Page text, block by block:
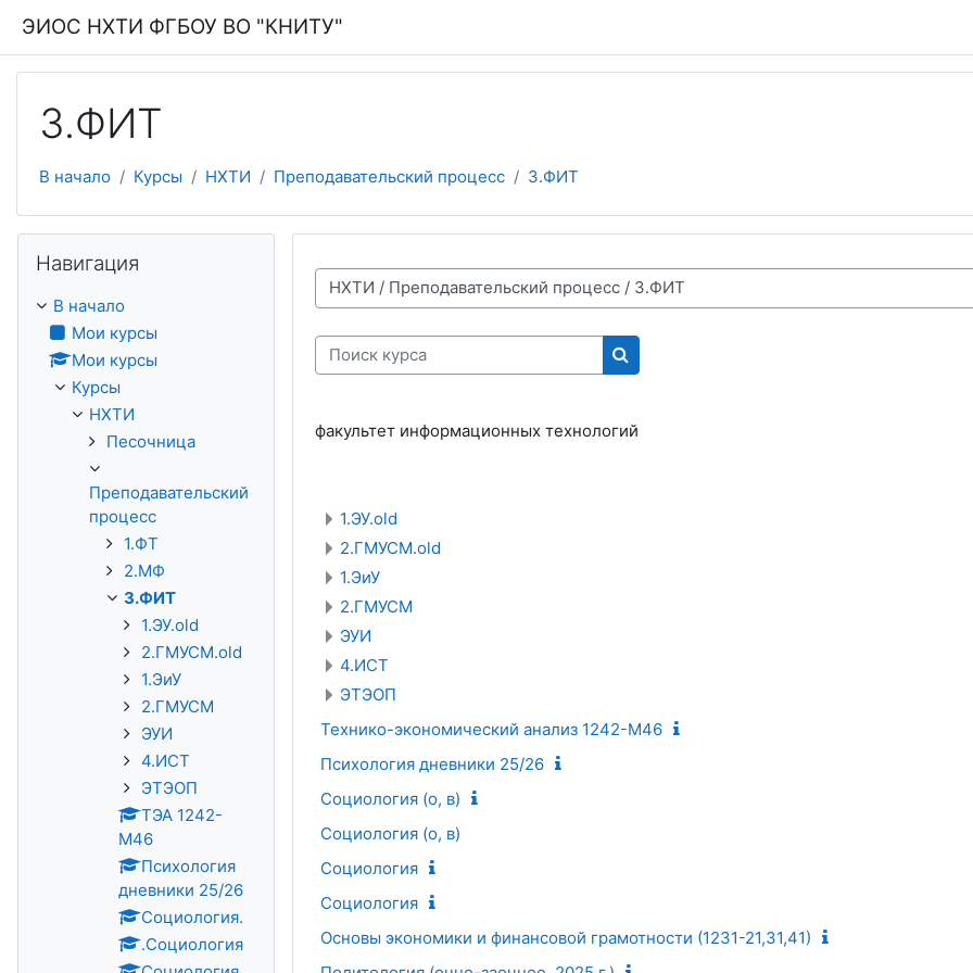
ЭИОС НХТИ ФГБОУ ВО "КНИТУ"
3.ФИТ
В начало Курсы НХТИ Преподавательский процесс 3.ФИТ
Категории курсов
Поиск курса
Поиск курса
факультет информационных технологий
1.ЭУ.old
2.ГМУСМ.old
1.ЭиУ
2.ГМУСМ
ЭУИ
4.ИСТ
ЭТЭОП
Технико-экономический анализ 1242-М46
Психология дневники 25/26
Социология (о, в)
Социология (о, в)
Социология
Социология
Основы экономики и финансовой грамотности (1231-21,31,41)
Навигация
В начало
Мои курсы
Мои курсы
Курсы
НХТИ
Песочница
Преподавательский
процесс
1.ФТ
2.МФ
3.ФИТ
1.ЭУ.old
2.ГМУСМ.old
1.ЭиУ
2.ГМУСМ
ЭУИ
4.ИСТ
ЭТЭОП
ТЭА 1242-
М46
Психология
дневники 25/26
Социология.
.Социология